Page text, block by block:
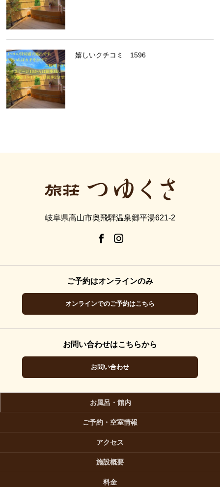
嬉しいクチコミ 1596
岐阜県高山市奥飛騨温泉郷平湯621-2
ご予約はオンラインのみ
オンラインでのご予約はこちら
お問い合わせはこちらから
お問い合わせ
お風呂・館内
ご予約・空室情報
アクセス
施設概要
料金